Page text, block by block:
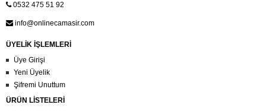
0532 475 51 92
info@onlinecamasir.com
ÜYELİK İŞLEMLERİ
Üye Girişi
Yeni Üyelik
Şifremi Unuttum
ÜRÜN LİSTELERİ